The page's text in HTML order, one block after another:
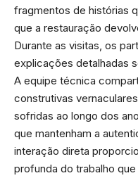
fragmentos de histórias
que a restauração
Durante as visitas, os
explicações detalhadas
A equipe técnica
construtivas
sofridas ao longo dos
que mantenham a
interação direta
profunda do trabalho